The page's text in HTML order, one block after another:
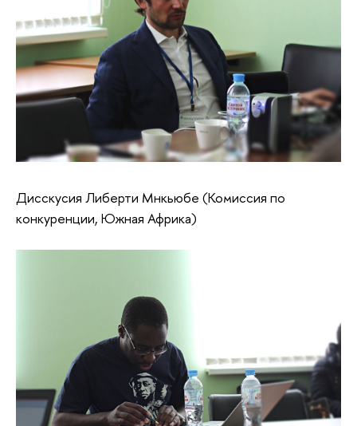
Дисскусия Либерти Мнкьюбе (Комиссия по
конкуренции, Южная Африка)